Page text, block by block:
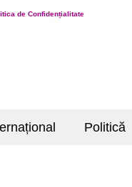
de Confidențialitate
Politică